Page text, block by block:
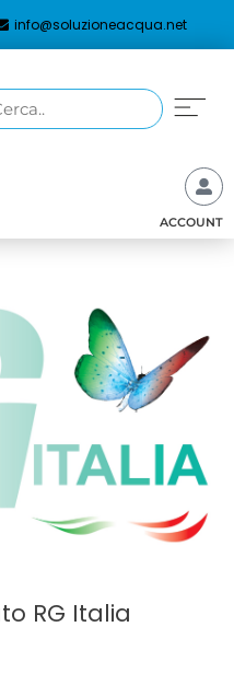
info@soluzioneacqua.net
ACCOUNT
RG Italia